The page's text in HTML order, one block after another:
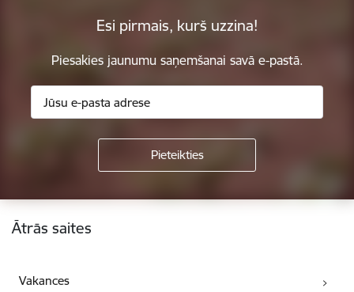
Esi pirmais, kurš uzzina!
Piesakies jaunumu saņemšanai savā e-pastā.
Kājene
Ātrās saites
Vakances